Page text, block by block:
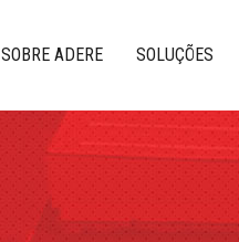
SOBRE ADERE SOLUÇÕES